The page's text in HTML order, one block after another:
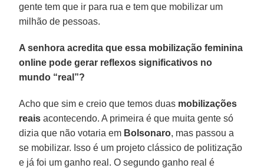
gente tem que ir para rua e tem que mobilizar um
milhão de pessoas.
A senhora acredita que essa mobilização feminina
online pode gerar reflexos significativos no
mundo “real”?
Acho que sim e creio que temos duas mobilizações
reais acontecendo. A primeira é que muita gente só
dizia que não votaria em Bolsonaro, mas passou a
se mobilizar. Isso é um projeto clássico de politização
e já foi um ganho real. O segundo ganho real é